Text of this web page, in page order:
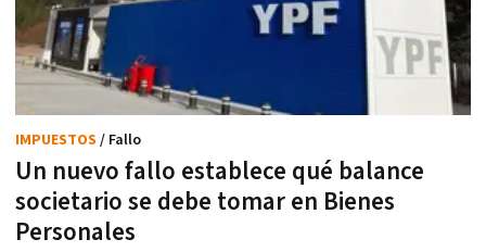
Un nuevo fallo establece qué balance
societario se debe tomar en Bienes
Personales
IMPUESTOS / Fallo